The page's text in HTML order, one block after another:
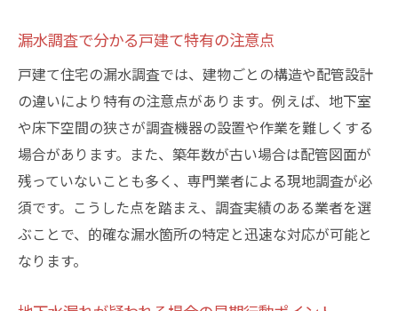
漏水調査で分かる戸建て特有の注意点
戸建て住宅の漏水調査では、建物ごとの構造や配管設計
の違いにより特有の注意点があります。例えば、地下室
や床下空間の狭さが調査機器の設置や作業を難しくする
場合があります。また、築年数が古い場合は配管図面が
残っていないことも多く、専門業者による現地調査が必
須です。こうした点を踏まえ、調査実績のある業者を選
ぶことで、的確な漏水箇所の特定と迅速な対応が可能と
なります。